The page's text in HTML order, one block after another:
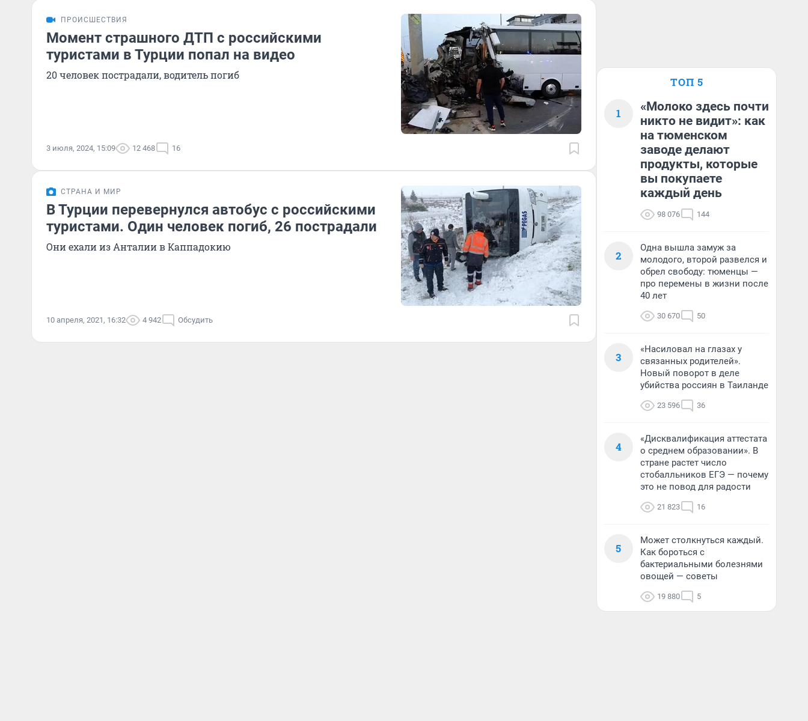
ПРОИСШЕСТВИЯ
Момент страшного ДТП с российскими
туристами в Турции попал на видео
20 человек пострадали, водитель погиб
3 июля, 2024, 15:09 12 468 16
СТРАНА И МИР
В Турции перевернулся автобус с российскими
туристами. Один человек погиб, 26 пострадали
Они ехали из Анталии в Каппадокию
10 апреля, 2021, 16:32 4 942 Обсудить
ТОП 5
1
«Молоко здесь почти
никто не видит»: как
на тюменском
заводе делают
продукты, которые
вы покупаете
каждый день
98 076 144
2
Одна вышла замуж за
молодого, второй развелся и
обрел свободу: тюменцы —
про перемены в жизни после
40 лет
30 670 50
3
«Насиловал на глазах у
связанных родителей».
Новый поворот в деле
убийства россиян в Таиланде
23 596 36
4
«Дисквалификация аттестата
о среднем образовании». В
стране растет число
стобалльников ЕГЭ — почему
это не повод для радости
21 823 16
5
Может столкнуться каждый.
Как бороться с
бактериальными болезнями
овощей — советы
19 880 5